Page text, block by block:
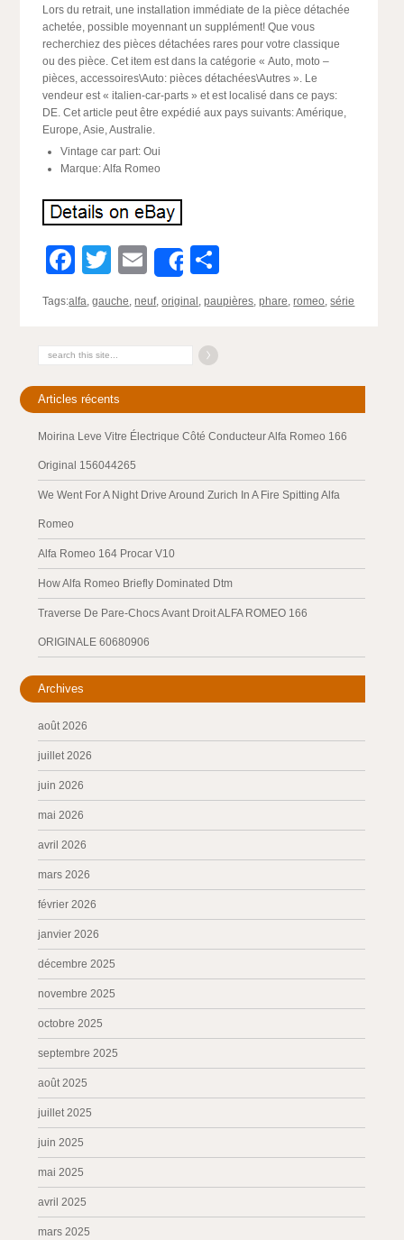
Lors du retrait, une installation immédiate de la pièce détachée
achetée, possible moyennant un supplément! Que vous
recherchiez des pièces détachées rares pour votre classique
ou des pièce. Cet item est dans la catégorie « Auto, moto –
pièces, accessoires\Auto: pièces détachées\Autres ». Le
vendeur est « italien-car-parts » et est localisé dans ce pays:
DE. Cet article peut être expédié aux pays suivants: Amérique,
Europe, Asie, Australie.
Vintage car part: Oui
Marque: Alfa Romeo
Facebook
Twitter
EmailShare
Tags:alfa,gauche,neuf,original ,paupières,phare,romeo,série
Articles récents
Moirina Leve Vitre Électrique Côté Conducteur Alfa Romeo 166
Original 156044265
We Went For A Night Drive Around Zurich In A Fire Spitting Alfa
Romeo
Alfa Romeo 164 Procar V10
How Alfa Romeo Briefly Dominated Dtm
Traverse De Pare-Chocs Avant Droit ALFA ROMEO 166
ORIGINALE 60680906
Archives
août 2026
juillet 2026
juin 2026
mai 2026
avril 2026
mars 2026
février 2026
janvier 2026
décembre 2025
novembre 2025
octobre 2025
septembre 2025
août 2025
juillet 2025
juin 2025
mai 2025
avril 2025
mars 2025